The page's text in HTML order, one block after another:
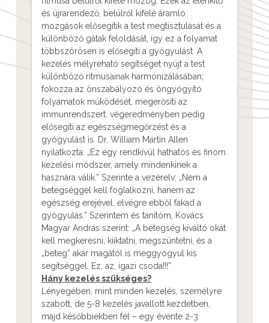
és újrarendező, belülről kifelé áramló
mozgások elősegítik a test megtisztulását és a
különböző gátak feloldását, így ez a folyamat
többszörösen is elősegíti a gyógyulást. A
kezelés mélyreható segítséget nyújt a test
különböző ritmusainak harmonizálásában;
fokozza az önszabályozó és öngyógyító
folyamatok működését, megerősíti az
immunrendszert, végeredményben pedig
elősegíti az egészségmegőrzést és a
gyógyulást is. Dr. William Martin Allen
nyilatkozta: „Ez egy rendkívül hathatós és finom
kezelési módszer, amely mindenkinek a
hasznára válik.” Szerinte a vezérelv: „Nem a
betegséggel kell foglalkozni, hanem az
egészség erejével, elvégre ebből fakad a
gyógyulás.” Szerintem és tanítóm, Kovács
Magyar András szerint: „A betegség kiváltó okát
kell megkeresni, kiiktatni, megszüntetni, és a
„beteg” akár magától is meggyógyul kis
segítséggel. Ez, az, igazi csoda!!!”
Hány kezelés szükséges?
Lényegében, mint minden kezelés, személyre
szabott, de 5-8 kezelés javallott kezdetben,
majd későbbiekben fél – egy évente 2-3